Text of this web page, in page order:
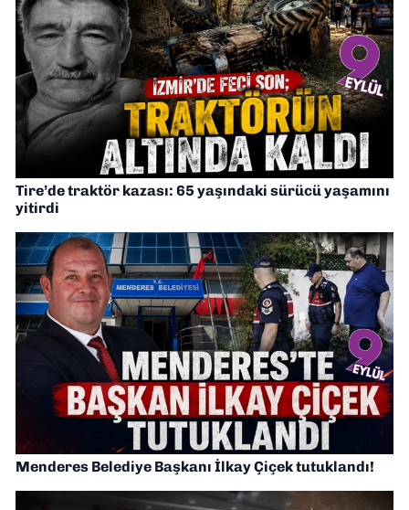
Tire’de traktör kazası: 65 yaşındaki sürücü yaşamını
yitirdi
Menderes Belediye Başkanı İlkay Çiçek tutuklandı!